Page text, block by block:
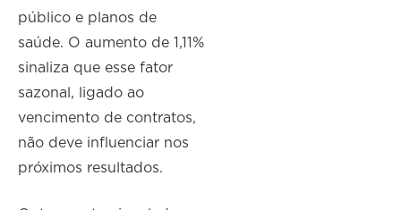
público e planos de
saúde. O aumento de 1,11%
sinaliza que esse fator
sazonal, ligado ao
vencimento de contratos,
não deve influenciar nos
próximos resultados.